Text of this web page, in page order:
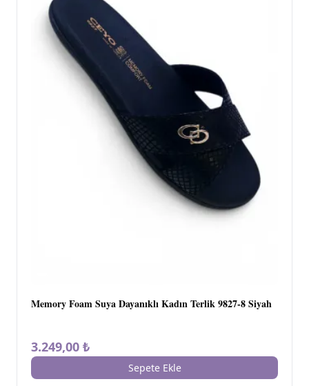
Memory Foam Suya Dayanıklı Kadın Terlik 9827-8 Siyah
3.249,00 ₺
Sepete Ekle